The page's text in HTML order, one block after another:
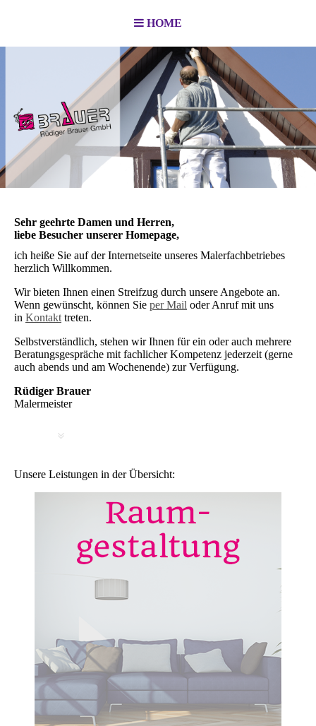
HOME
Sehr geehrte Damen und Herren,
liebe Besucher unserer Homepage,
ich heiße Sie auf der Internetseite unseres Malerfachbetriebes
herzlich Willkommen.
Wir bieten Ihnen einen Streifzug durch unsere Angebote an.
Wenn gewünscht, können Sie per Mail oder Anruf mit uns
in Kontakt treten.
Selbstverständlich, stehen wir Ihnen für ein oder auch mehrere
Beratungsgespräche mit fachlicher Kompetenz jederzeit (gerne
auch abends und am Wochenende) zur Verfügung.
Rüdiger Brauer
Malermeister
Unsere Leistungen in der Übersicht: